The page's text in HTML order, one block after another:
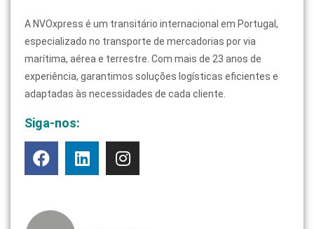
A NVOxpress é um transitário internacional em Portugal,
especializado no transporte de mercadorias por via
marítima, aérea e terrestre. Com mais de 23 anos de
experiência, garantimos soluções logísticas eficientes e
adaptadas às necessidades de cada cliente.
Siga-nos: